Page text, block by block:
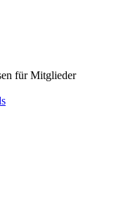
für Mitglieder